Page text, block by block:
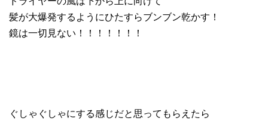
髪が大爆発するようにひたすらブンブン乾かす！
鏡は一切見ない！！！！！！！
ぐしゃぐしゃにする感じだと思ってもらえたら